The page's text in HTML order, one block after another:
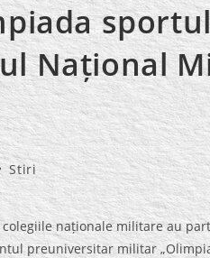
Național
Stiri
naționale militare au
preuniversitar militar